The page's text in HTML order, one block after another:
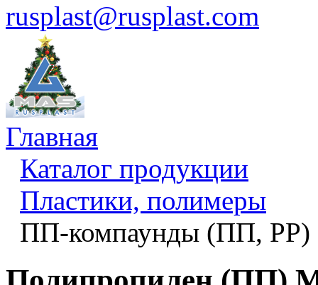
rusplast@rusplast.com
Главная
Каталог продукции
Пластики, полимеры
ПП-компаунды (ПП, PP)